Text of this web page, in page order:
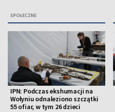
SPOŁECZNE
IPN: Podczas ekshumacji na
Wołyniu odnaleziono szczątki
55 ofiar, w tym 26 dzieci